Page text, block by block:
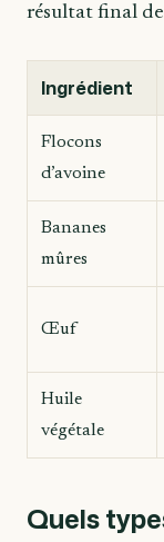
résultat final de
Ingrédient
Flocons
d’avoine
Bananes
mûres
Œuf
Huile
végétale
Quels